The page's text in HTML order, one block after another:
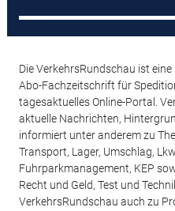
Die VerkehrsRundschau ist
Abo-Fachzeitschrift für
tagesaktuelles Online-Portal.
aktuelle Nachrichten,
informiert unter anderem zu
Transport, Lager, Umschlag,
Fuhrparkmanagement, KEP
Recht und Geld, Test und
VerkehrsRundschau auch zu